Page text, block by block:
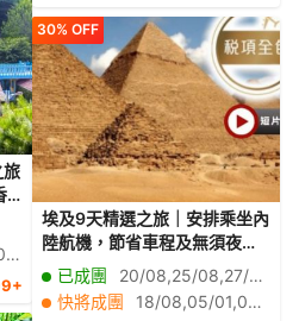
旅
恩
30% OFF
埃及9天精選之旅｜安排乘坐內
陸航機，節省車程及無須夜宿
於火車/暢遊七大奇景之一的金
字塔及獅身人面像/全程住宿五
星級酒店及尼羅河五星級遊船/
已成團
20/08,25/08,27/08,02/09,03/09,08/09,10/09,15/09,17/09,22/09,24/09,29/09,01/10,06/10,08/10,13/10,15/10,20/10,22/10,27/10
快將成團
18/08,05/01,07/01,12/01,14/01,19/01,21/01,26/01,28/01,11/02,16/02,18/02,23/02,25/02,02/03,04/03,09/03,11/03,16/03,18/03